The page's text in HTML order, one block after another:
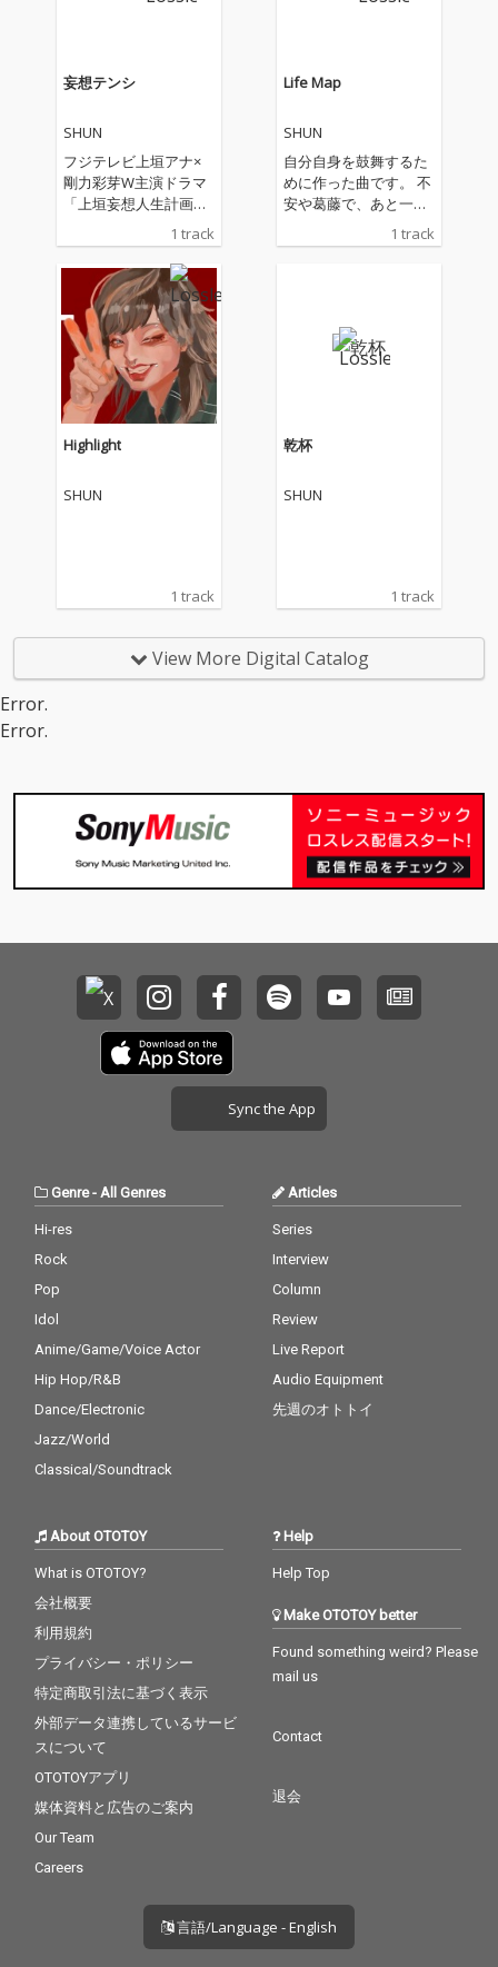
やかに肯定していく。
妄想って少しバカみた
しい——そんな感情ご
と包み込みながら、
「“モシモ”はきっとホ
ントになる！」と思わ
妄想テンシ
SHUN
フジテレビ上垣アナ×
剛力彩芽W主演ドラマ
「上垣妄想人生計画」
下ろされた一曲。クセ
になる掛け声や遊び心
たっぷりの展開が印象
的なポップチューン。
コミカルな世界観の中
に、「もしも」を信じ
るまっすぐな気持ちが
息づいており、妄想と
いう行為そのものを軽
やかに肯定していく。
妄想って少しバカみた
しい——そんな感情ご
1 track
Life Map
SHUN
自分自身を鼓舞するた
めに作った曲です。 不
安や葛藤で、あと一歩
が踏み出せずにためら
っている人に聴いてほ
1 track
Highlight
SHUN
1 track
乾杯
SHUN
1 track
View More Digital Catalog
Error.
Error.
Sync the App
Genre- All Genres
Hi-res
Rock
Pop
Idol
Anime/Game/Voice Actor
Hip Hop/R&B
Dance/Electronic
Jazz/World
Classical/Soundtrack
Articles
Series
Interview
Column
Review
Live Report
Audio Equipment
先週のオトトイ
About OTOTOY
What is OTOTOY?
会社概要
利用規約
プライバシー・ポリシー
特定商取引法に基づく表示
外部データ連携しているサービ
スについて
OTOTOYアプリ
媒体資料と広告のご案内
Our Team
Careers
Help
Help Top
Make OTOTOY better
Found something weird? Please
mail us
Contact
退会
言語/Language - English